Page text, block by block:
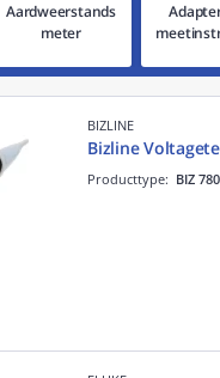
Aardweerstands
meter
BIZLINE
Bizline
Producttype: BIZ